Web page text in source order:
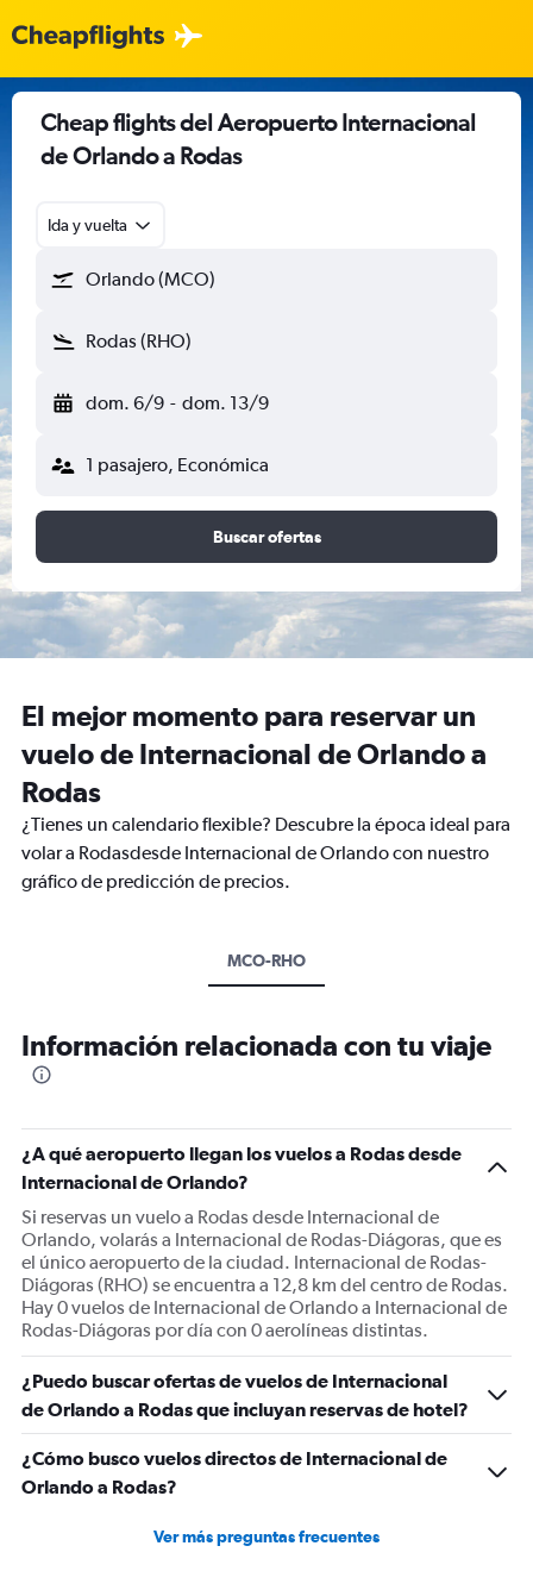
Cheap flights del Aeropuerto Internacional
de Orlando a Rodas
Ida y vuelta
Orlando (MCO)
Rodas (RHO)
dom. 6/9 - dom. 13/9
1 pasajero, Económica
Buscar ofertas
El mejor momento para reservar un
vuelo de Internacional de Orlando a
Rodas
¿Tienes un calendario flexible? Descubre la época ideal para
volar a Rodasdesde Internacional de Orlando con nuestro
gráfico de predicción de precios.
MCO-RHO
Información relacionada con tu viaje
¿A qué aeropuerto llegan los vuelos a Rodas desde
Internacional de Orlando?
Si reservas un vuelo a Rodas desde Internacional de
Orlando, volarás a Internacional de Rodas-Diágoras, que es
el único aeropuerto de la ciudad. Internacional de Rodas-
Diágoras (RHO) se encuentra a 12,8 km del centro de Rodas.
Hay 0 vuelos de Internacional de Orlando a Internacional de
Rodas-Diágoras por día con 0 aerolíneas distintas.
¿Puedo buscar ofertas de vuelos de Internacional
de Orlando a Rodas que incluyan reservas de hotel?
¿Cómo busco vuelos directos de Internacional de
Orlando a Rodas?
Ver más preguntas frecuentes